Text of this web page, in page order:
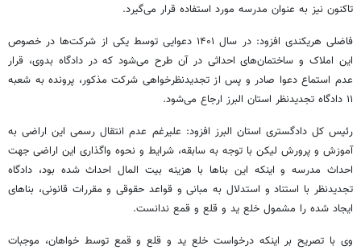
تاکنون نیز به عنوان مدرسه مورد استفاده قرار می‌گیرد.
فاضلی هریکندی افزود: در سال ۱۴۰۱ دعوایی توسط یکی از شرکت‌ها در خصوص
این املاک و ساختمان‌های احداثی در آن طرح می‌شود که در دادگاه بدوی، قرار
عدم استماع دعوا صادر و پس از تجدیدنظرخواهی شرکت مذکور، پرونده به شعبه
۱۱ دادگاه تجدیدنظر استان البرز ارجاع می‌شود.
رئیس کل دادگستری استان البرز افزود: علیرغم عدم انتقال رسمی این اراضی به
آموزش و پرورش لیکن با توجه به سابقه، شرایط و نحوه واگذاری این اراضی جهت
احداث مدرسه و اینکه این بناها با هزینه بیت المال احداث شده بود، دادگاه
تجدیدنظر با استناد و استدلال به مبانی و قواعد حقوقی و مقررات قانونی، بناهای
ایجاد شده را مشمول خلع ید و قلع و قمع ندانست.
وی با تصریح بر اینکه درخواست خلع ید و قلع و قمع توسط خواهان، موجبات